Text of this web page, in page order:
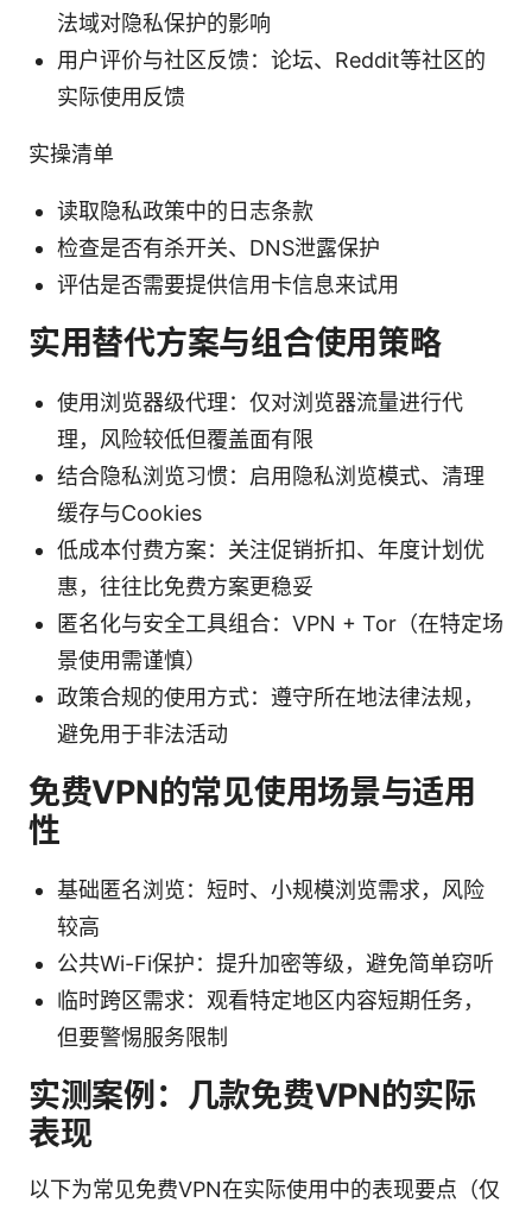
法域对隐私保护的影响
用户评价与社区反馈：论坛、Reddit等社区的
实际使用反馈
实操清单
读取隐私政策中的日志条款
检查是否有杀开关、DNS泄露保护
评估是否需要提供信用卡信息来试用
实用替代方案与组合使用策略
使用浏览器级代理：仅对浏览器流量进行代
理，风险较低但覆盖面有限
结合隐私浏览习惯：启用隐私浏览模式、清理
缓存与Cookies
低成本付费方案：关注促销折扣、年度计划优
惠，往往比免费方案更稳妥
匿名化与安全工具组合：VPN + Tor（在特定场
景使用需谨慎）
政策合规的使用方式：遵守所在地法律法规，
避免用于非法活动
免费VPN的常见使用场景与适用
性
基础匿名浏览：短时、小规模浏览需求，风险
较高
公共Wi-Fi保护：提升加密等级，避免简单窃听
临时跨区需求：观看特定地区内容短期任务，
但要警惕服务限制
实测案例：几款免费VPN的实际
表现
以下为常见免费VPN在实际使用中的表现要点（仅